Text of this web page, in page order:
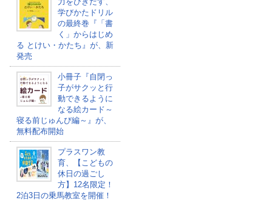
学びかたドリル
の最終巻『「書
く」からはじめ
る とけい・かたち』が、新
発売
小冊子『自閉っ
子がサクッと行
動できるように
なる絵カード～
寝る前じゅんび編～』が、
無料配布開始
プラスワン教
育、【こどもの
休日の過ごし
方】12名限定！
2泊3日の乗馬教室を開催！